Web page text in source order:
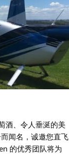
酒、令人垂涎的美
闻名，诚邀您直飞
的优秀团队将为